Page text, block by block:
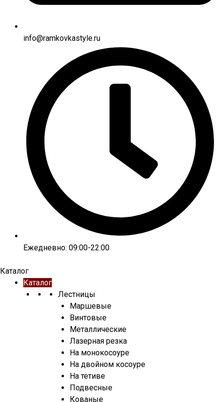
info@ramkovkastyle.ru
Ежедневно: 09:00-22:00
Каталог
Каталог
Лестницы
Маршевые
Винтовые
Металлические
Лазерная резка
На монокосоуре
На двойном косоуре
На тетиве
Подвесные
Кованые